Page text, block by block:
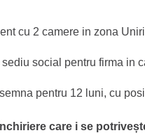
cu 2 camere in zona
social pentru firma in
pentru 12 luni, cu
care i se